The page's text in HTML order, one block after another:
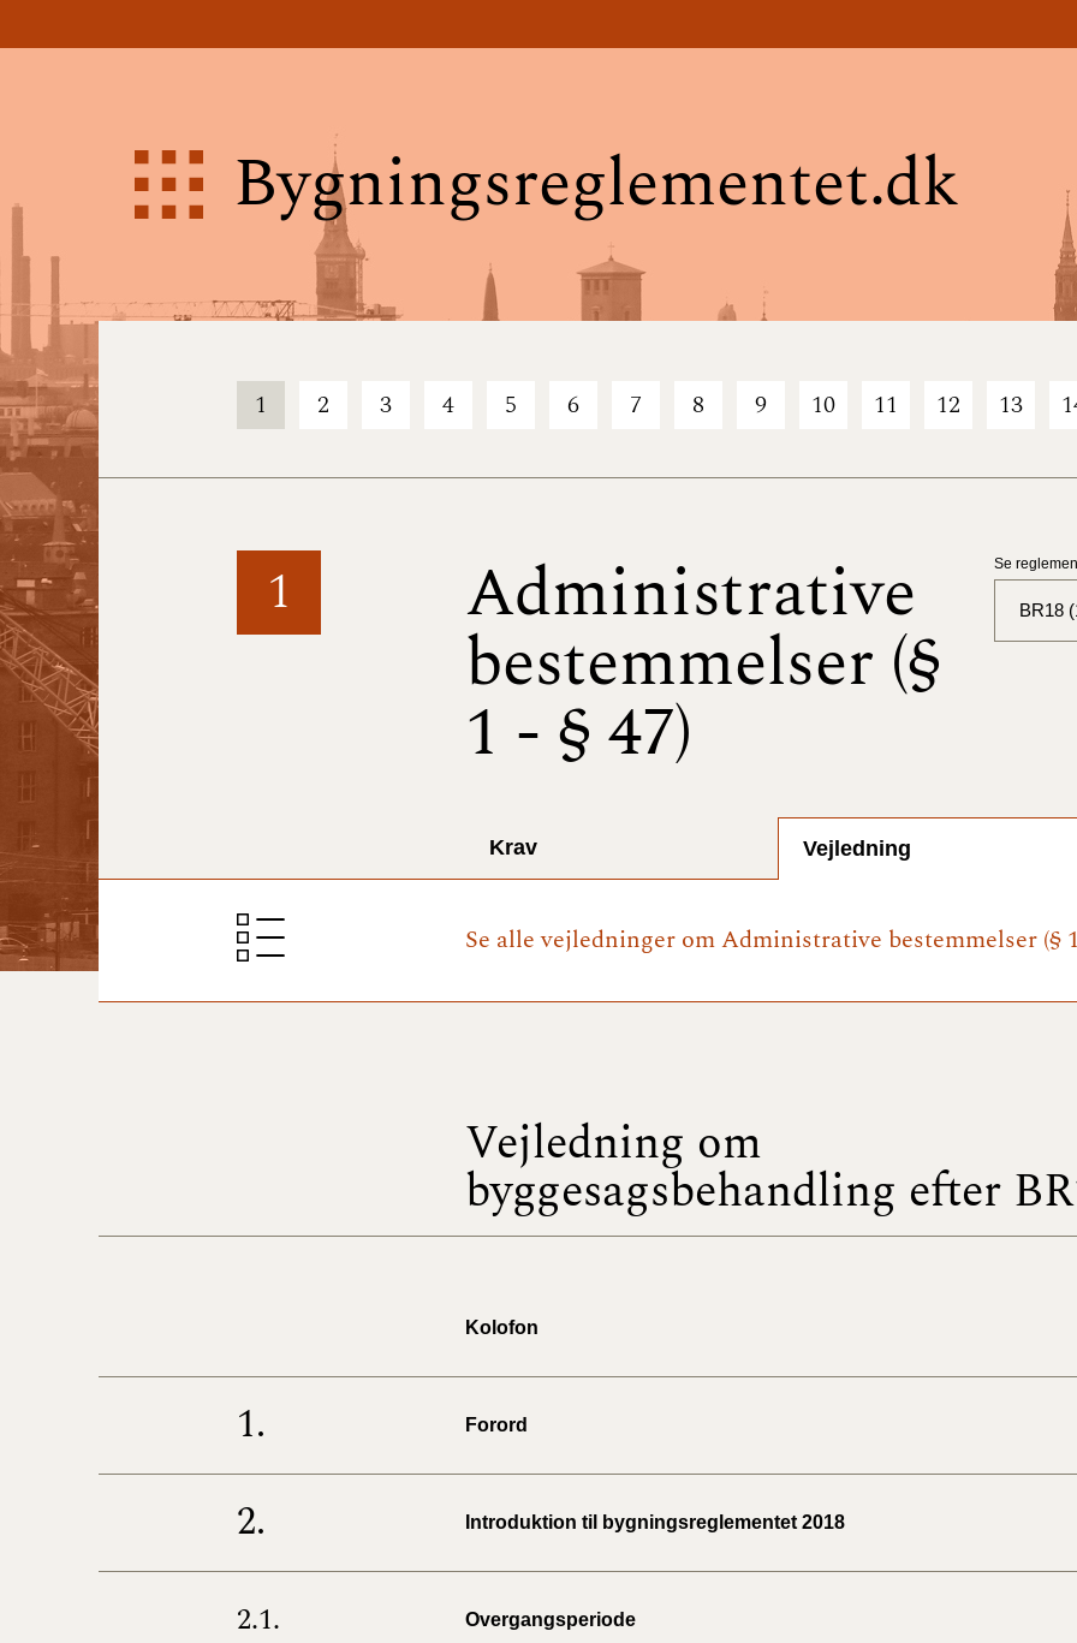
Bygningsreglementet.dk
1 2 3 4 5 6 7 8 9 10 11 12 13
1 Administrative
bestemmelser (§
1 - § 47)
Se
BR18
BR18
2022)
BR18
Krav Vejledning
Se alle vejledninger om Administrative bestemmelser (§
Vejledning om
byggesagsbehandling efter
Kolofon
1. Forord
2. Introduktion til bygningsreglementet 2018
2.1. Overgangsperiode